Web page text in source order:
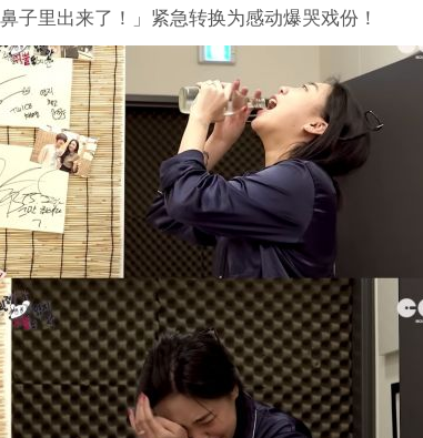
子里出来了！」紧急转换为感动爆哭戏份！